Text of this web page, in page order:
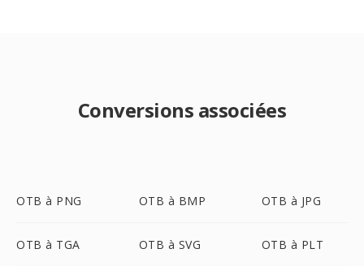
Conversions associées
OTB à PNG OTB à BMP OTB à JPG
OTB à TGA OTB à SVG OTB à PLT